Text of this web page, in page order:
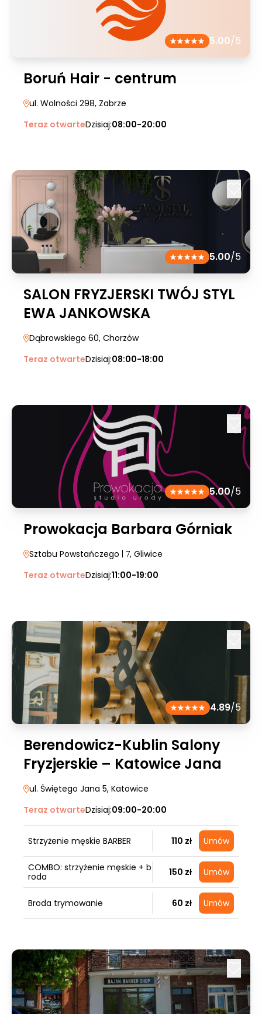
5.00/5
Boruń Hair - centrum
ul. Wolności 298, Zabrze
Teraz otwarteDzisiaj:08:00-20:00
5.00/5
SALON FRYZJERSKI TWÓJ STYL
EWA JANKOWSKA
Dąbrowskiego 60, Chorzów
Teraz otwarteDzisiaj:08:00-18:00
5.00/5
Prowokacja Barbara Górniak
Sztabu Powstańczego | 7, Gliwice
Teraz otwarteDzisiaj:11:00-19:00
4.89/5
Berendowicz-Kublin Salony
Fryzjerskie – Katowice Jana
ul. Świętego Jana 5, Katowice
Teraz otwarteDzisiaj:09:00-20:00
Strzyżenie męskie BARBER 110 zł Umów
COMBO: strzyżenie męskie + b
roda
150 zł Umów
Broda trymowanie 60 zł Umów